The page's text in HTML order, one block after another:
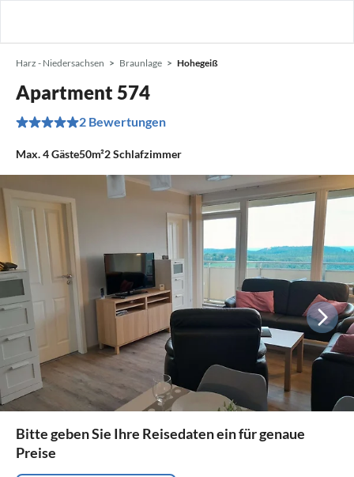
Harz - Niedersachsen Braunlage Hohegeiß
Apartment 574
2 Bewertungen
Max.4Gäste50m²2Schlafzimmer
Bitte geben Sie Ihre Reisedaten ein für genaue
Preise